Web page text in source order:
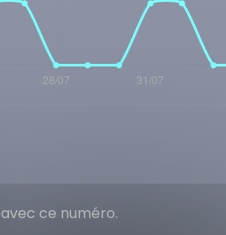
ce numéro.